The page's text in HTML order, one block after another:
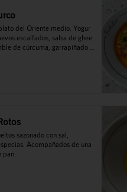
del Oriente medio. Yogur
escalfados, salsa de ghee
de cúrcuma, garrapiñado
sazonado con sal,
Acompañados de una
pan.